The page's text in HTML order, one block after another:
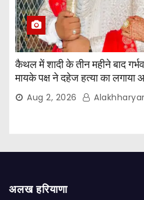
कैथल में शादी के तीन महीने बाद
मायके पक्ष ने दहेज हत्या का लगाया
Aug 2, 2026
अलख हरियाणा